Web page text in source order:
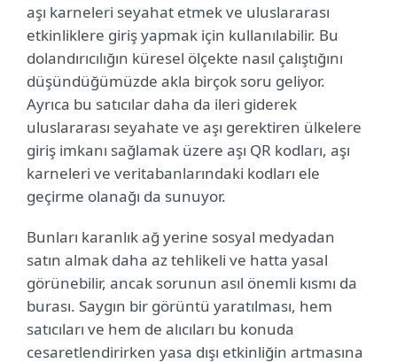
aşı karneleri seyahat etmek ve uluslararası
etkinliklere giriş yapmak için kullanılabilir. Bu
dolandırıcılığın küresel ölçekte nasıl çalıştığını
düşündüğümüzde akla birçok soru geliyor.
Ayrıca bu satıcılar daha da ileri giderek
uluslararası seyahate ve aşı gerektiren ülkelere
giriş imkanı sağlamak üzere aşı QR kodları, aşı
karneleri ve veritabanlarındaki kodları ele
geçirme olanağı da sunuyor.
Bunları karanlık ağ yerine sosyal medyadan
satın almak daha az tehlikeli ve hatta yasal
görünebilir, ancak sorunun asıl önemli kısmı da
burası. Saygın bir görüntü yaratılması, hem
satıcıları ve hem de alıcıları bu konuda
cesaretlendirirken yasa dışı etkinliğin artmasına